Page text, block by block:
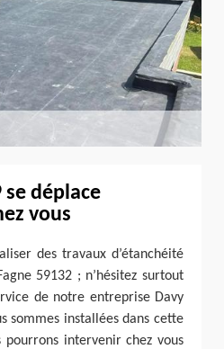
se déplace
vous
des travaux d’étanchéité
59132 ; n’hésitez surtout
de notre entreprise Davy
sommes installées dans cette
pourrons intervenir chez vous